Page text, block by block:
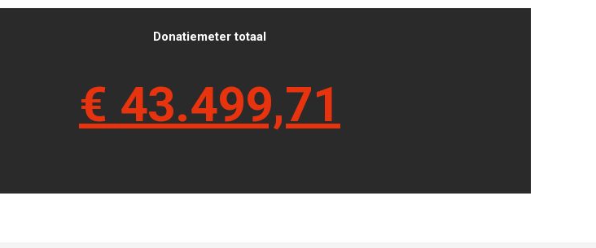
Donatiemeter totaal
€ 43.499,71